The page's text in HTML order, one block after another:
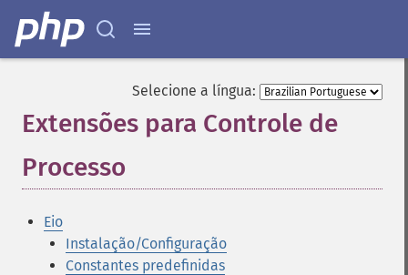
Selecione a língua:
Extensões para Controle de
Processo
Eio
Instalação/Configuração
Constantes predefinidas